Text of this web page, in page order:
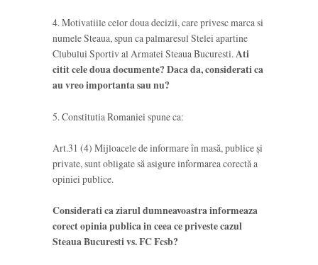
4. Motivatiile celor doua decizii, care privesc marca si
numele Steaua, spun ca palmaresul Stelei apartine
Clubului Sportiv al Armatei Steaua Bucuresti.Ati
citit cele doua documente? Daca da, considerati ca
au vreo importanta sau nu?
5. Constitutia Romaniei spune ca:
Art.31 (4) Mijloacele de informare în masă, publice şi
private, sunt obligate să asigure informarea corectă a
opiniei publice.
Considerati ca ziarul dumneavoastra informeaza
corect opinia publica in ceea ce priveste cazul
Steaua Bucuresti vs. FC Fcsb?